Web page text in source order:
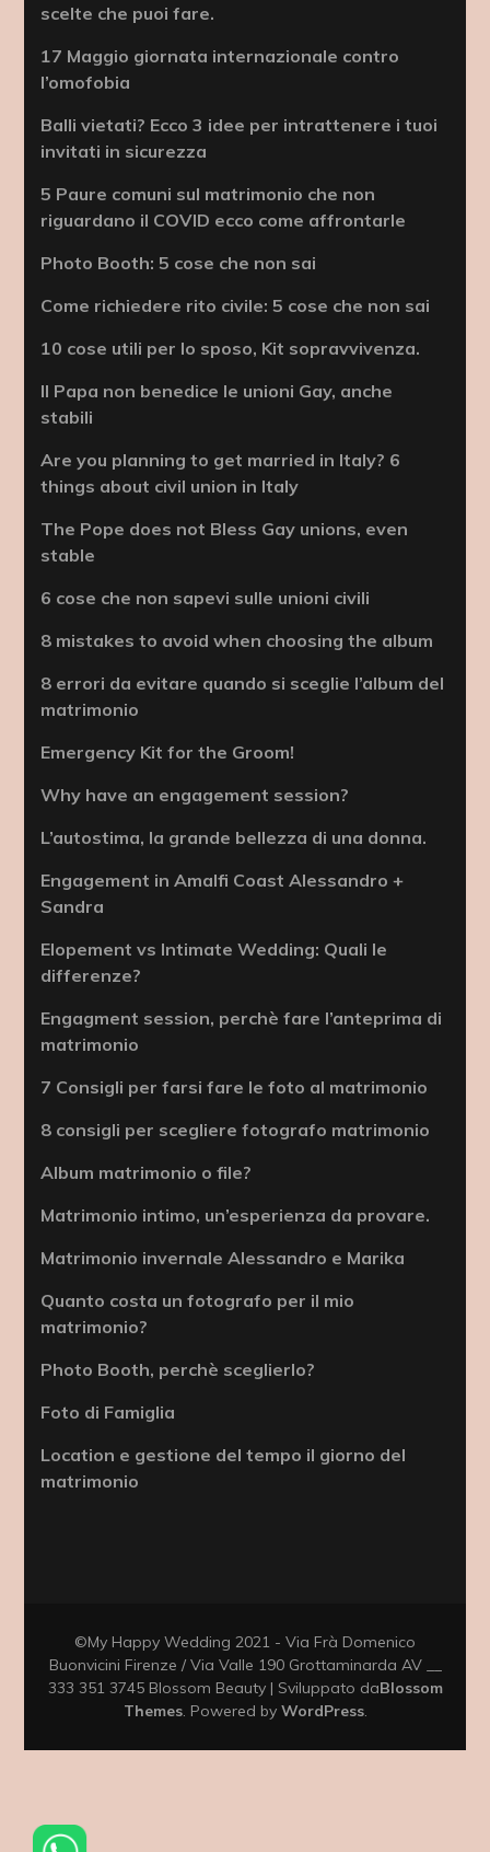
scelte che puoi fare.
17 Maggio giornata internazionale contro
l’omofobia
Balli vietati? Ecco 3 idee per intrattenere i tuoi
invitati in sicurezza
5 Paure comuni sul matrimonio che non
riguardano il COVID ecco come affrontarle
Photo Booth: 5 cose che non sai
Come richiedere rito civile: 5 cose che non sai
10 cose utili per lo sposo, Kit sopravvivenza.
Il Papa non benedice le unioni Gay, anche
stabili
Are you planning to get married in Italy? 6
things about civil union in Italy
The Pope does not Bless Gay unions, even
stable
6 cose che non sapevi sulle unioni civili
8 mistakes to avoid when choosing the album
8 errori da evitare quando si sceglie l’album del
matrimonio
Emergency Kit for the Groom!
Why have an engagement session?
L’autostima, la grande bellezza di una donna.
Engagement in Amalfi Coast Alessandro +
Sandra
Elopement vs Intimate Wedding: Quali le
differenze?
Engagment session, perchè fare l’anteprima di
matrimonio
7 Consigli per farsi fare le foto al matrimonio
8 consigli per scegliere fotografo matrimonio
Album matrimonio o file?
Matrimonio intimo, un’esperienza da provare.
Matrimonio invernale Alessandro e Marika
Quanto costa un fotografo per il mio
matrimonio?
Photo Booth, perchè sceglierlo?
Foto di Famiglia
Location e gestione del tempo il giorno del
matrimonio
©My Happy Wedding 2021 - Via Frà Domenico
Buonvicini Firenze / Via Valle 190 Grottaminarda AV __
333 351 3745 Blossom Beauty | Sviluppato daBlossom
Themes. Powered by WordPress.